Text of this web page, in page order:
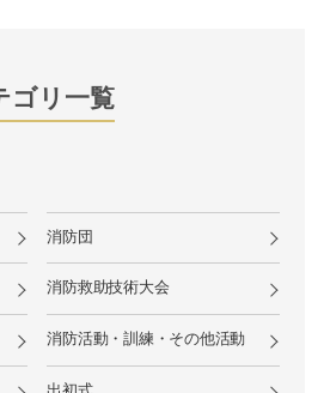
ゴリ一覧
消防団
消防救助技術大会
消防活動・訓練・その他活動